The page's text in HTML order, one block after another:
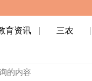
育资讯 三农